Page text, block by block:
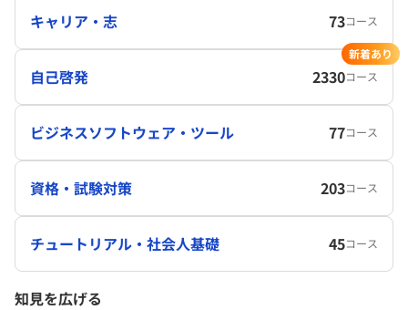
キャリア・志 73コース
自己啓発 2330コース
新着あり
ビジネスソフトウェア・ツール 77コース
資格・試験対策 203コース
チュートリアル・社会人基礎 45コース
知見を広げる